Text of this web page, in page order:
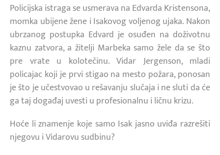
Policijska istraga se usmerava na Edvarda Kristensona,
momka ubijene žene i Isakovog voljenog ujaka. Nakon
ubrzanog postupka Edvard je osuđen na doživotnu
kaznu zatvora, a žitelji Marbeka samo žele da se što
pre vrate u kolotečinu. Vidar Jergenson, mladi
policajac koji je prvi stigao na mesto požara, ponosan
je što je učestvovao u rešavanju slučaja i ne sluti da će
ga taj događaj uvesti u profesionalnu i ličnu krizu.
Hoće li znamenje koje samo Isak jasno uviđa razrešiti
njegovu i Vidarovu sudbinu?